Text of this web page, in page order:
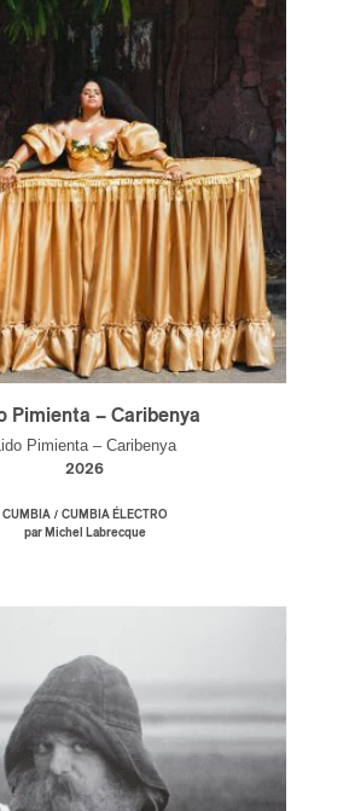
Pimienta – Caribenya
Pimienta – Caribenya
2026
CUMBIA / CUMBIA ÉLECTRO
par Michel Labrecque